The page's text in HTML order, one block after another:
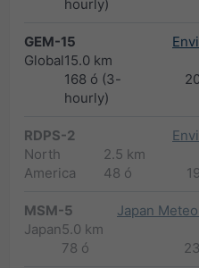
hourly)
GEM-15
Global15.0 km
168 ó (3-
hourly)
RDPS-2
North
America
2.5 km
48 ó
MSM-5
Japan5.0 km
78 ó
Japan